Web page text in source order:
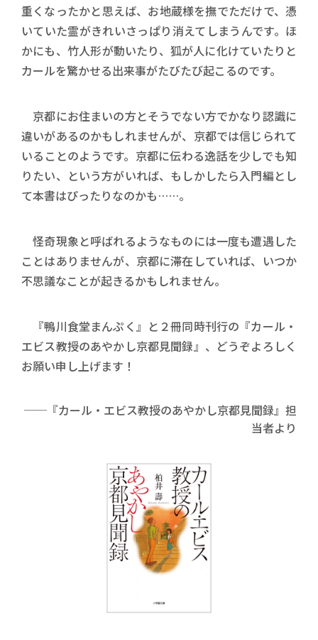
重くなったかと思えば、お地蔵様を撫でただけで、憑
いていた霊がきれいさっぱり消えてしまうんです。ほ
かにも、竹人形が動いたり、狐が人に化けていたりと
カールを驚かせる出来事がたびたび起こるのです。
京都にお住まいの方とそうでない方でかなり認識に
違いがあるのかもしれませんが、京都では信じられて
いることのようです。京都に伝わる逸話を少しでも知
りたい、という方がいれば、もしかしたら入門編とし
て本書はぴったりなのかも……。
怪奇現象と呼ばれるようなものには一度も遭遇した
ことはありませんが、京都に滞在していれば、いつか
不思議なことが起きるかもしれません。
『鴨川食堂まんぷく』と２冊同時刊行の『カール・
エビス教授のあやかし京都見聞録』、どうぞよろしく
お願い申し上げます！
──『カール・エビス教授のあやかし京都見聞録』担
当者より